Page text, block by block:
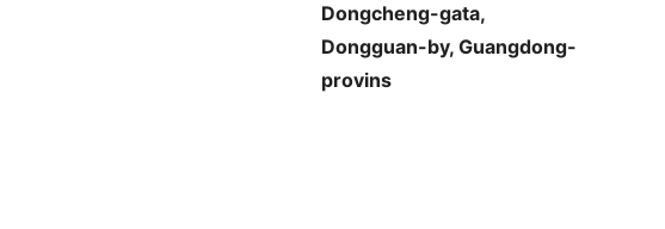
Dongcheng-gata,
Dongguan-by, Guangdong-
provins